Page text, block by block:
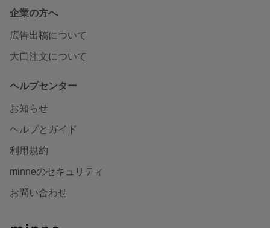
企業の方へ
広告出稿について
大口注文について
ヘルプセンター
お知らせ
ヘルプとガイド
利用規約
minneのセキュリティ
お問い合わせ